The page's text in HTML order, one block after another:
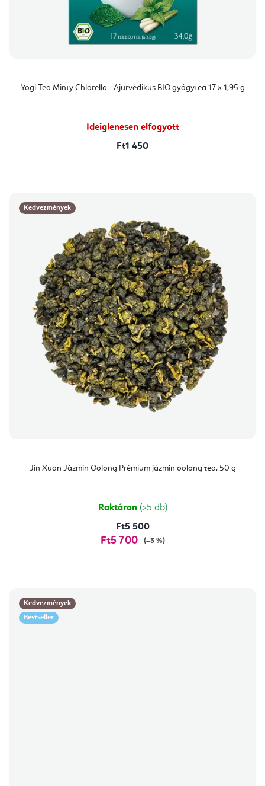
Yogi Tea Minty Chlorella - Ajurvédikus BIO gyógytea 17 × 1,95 g
Ideiglenesen elfogyott
Ft1 450
Kedvezmények
Jin Xuan Jázmin Oolong Prémium jázmin oolong tea, 50 g
Raktáron (>5 db)
Ft5 500
Ft5 700 (–3 %)
Kedvezmények
Bestseller